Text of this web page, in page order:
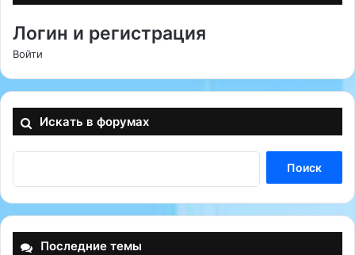
Логин и регистрация
Войти
Искать в форумах
Последние темы